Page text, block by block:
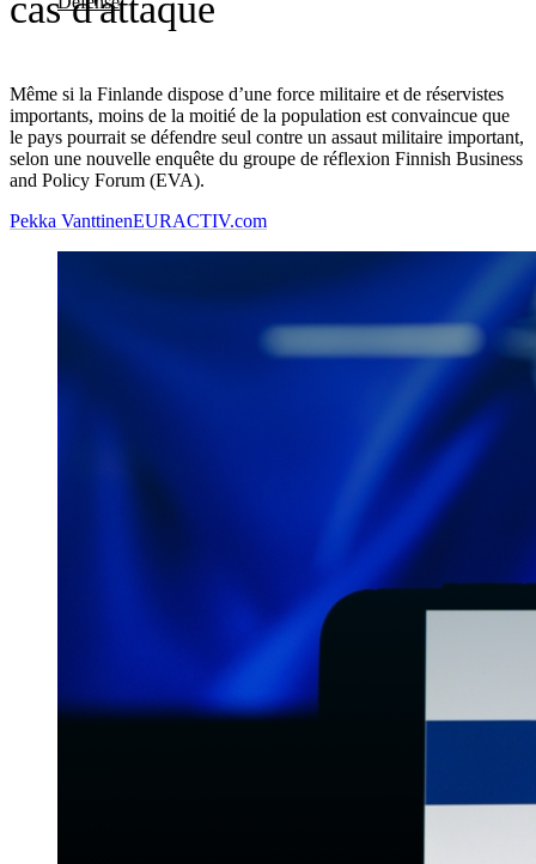
cas d'attaque
Même si la Finlande dispose d’une force militaire et de réservistes
importants, moins de la moitié de la population est convaincue que
le pays pourrait se défendre seul contre un assaut militaire important,
selon une nouvelle enquête du groupe de réflexion Finnish Business
and Policy Forum (EVA).
Pekka VanttinenEURACTIV.com